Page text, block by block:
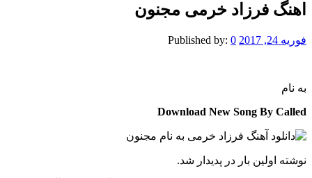
اهنگ فرزاد خرمی مجنون
فوریه 24, 2017 Published by: 0
به نام
Download New Song By Called
نوشته اولین بار در پدیدار شد.